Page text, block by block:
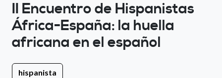
II Encuentro de Hispanistas
África-España: la huella
africana en el español
hispanista